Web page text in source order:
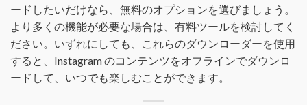
ードしたいだけなら、無料のオプションを選びましょう。
より多くの機能が必要な場合は、有料ツールを検討してく
ださい。いずれにしても、これらのダウンローダーを使用
すると、Instagram のコンテンツをオフラインでダウンロ
ードして、いつでも楽しむことができます。